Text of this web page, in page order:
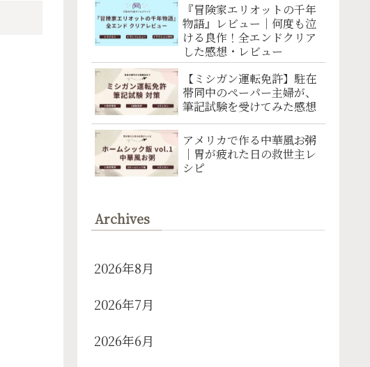
『冒険家エリオットの千年
物語』レビュー｜何度も泣
ける良作！全エンドクリア
した感想・レビュー
【ミシガン運転免許】駐在
帯同中のペーパー主婦が、
筆記試験を受けてみた感想
アメリカで作る中華風お粥
｜胃が疲れた日の救世主レ
シピ
Archives
2026年8月
2026年7月
2026年6月